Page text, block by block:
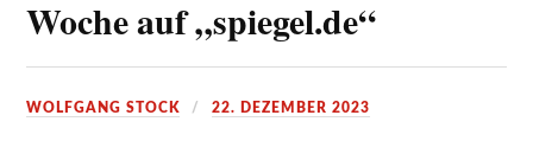
Woche auf „spiegel.de“
WOLFGANG STOCK 22. DEZEMBER 2023